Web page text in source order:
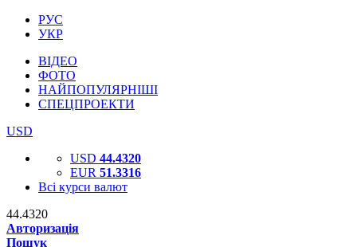
РУС
УКР
ВІДЕО
ФОТО
НАЙПОПУЛЯРНІШІ
СПЕЦПРОЕКТИ
USD
USD 44.4320
EUR 51.3316
Всі курси валют
44.4320
Авторизація
Пошук